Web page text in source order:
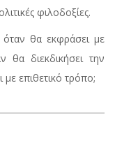
φιλοδοξίες.
όταν θα εκφράσει με
διεκδικήσει την
επιθετικό τρόπο;